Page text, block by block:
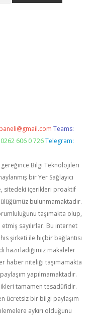
Teams:
606 0 726 Telegram:
gereğince Bilgi Teknolojileri
bir Yer Sağlayıcı
sitedeki içerikleri proaktif
bulunmamaktadır.
taşımakta olup,
sayılırlar. Bu internet
şirketi ile hiçbir bağlantısı
hazırladığımız makaleler
haber niteliği taşımamakta
yapılmamaktadır.
tamamen tesadüfidir.
ücretsiz bir bilgi paylaşım
aykırı olduğunu